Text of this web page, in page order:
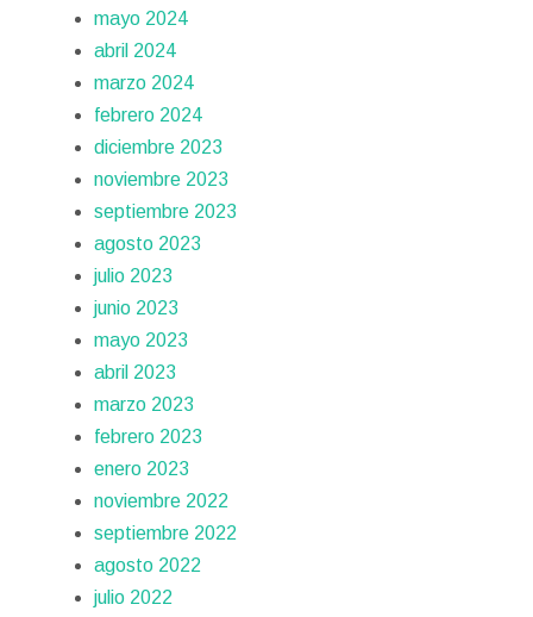
mayo 2024
abril 2024
marzo 2024
febrero 2024
diciembre 2023
noviembre 2023
septiembre 2023
agosto 2023
julio 2023
junio 2023
mayo 2023
abril 2023
marzo 2023
febrero 2023
enero 2023
noviembre 2022
septiembre 2022
agosto 2022
julio 2022